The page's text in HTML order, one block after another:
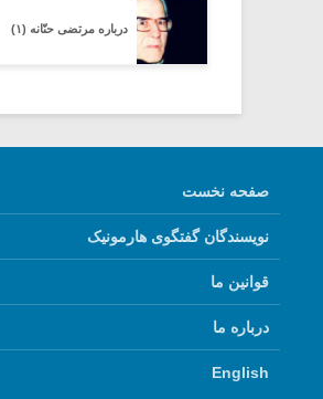
درباره مرتضی حنّانه (۱)
صفحه نخست
نویسندگان گفتگوی هارمونیک
قوانین ما
درباره ما
English